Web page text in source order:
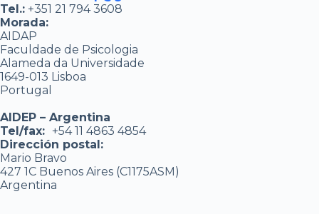
Tel.: +351 21 794 3608
Morada:
AIDAP
Faculdade de Psicologia
Alameda da Universidade
1649-013 Lisboa
Portugal
AIDEP – Argentina
Tel/fax: +54 11 4863 4854
Dirección postal:
Mario Bravo
427 1C Buenos Aires (C1175ASM)
Argentina